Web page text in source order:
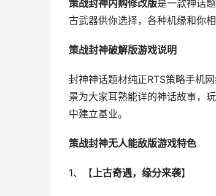
策战封神内购修改版是一款神话
古武器供你选择，各种机缘和你
策战封神破解版游戏说明
封神神话题材纯正RTS策略手机
景为大家耳熟能详的神话故事，
中建立基业。
策战封神无人能敌版游戏特色
1、【上古奇遇，缘分来袭】